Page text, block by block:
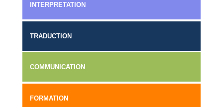
INTERPRETATION
TRADUCTION
COMMUNICATION
FORMATION